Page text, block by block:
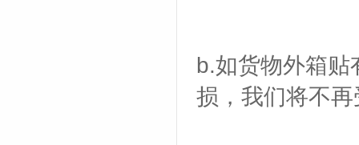
b.如货物外箱
损，我们将不